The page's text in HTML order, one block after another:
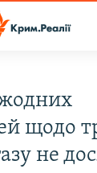
щодо
не